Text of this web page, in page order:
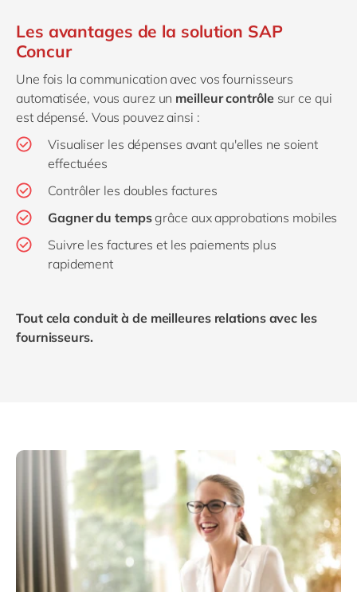
Les avantages de la solution SAP
Concur
Une fois la communication avec vos fournisseurs
automatisée, vous aurez un meilleur contrôlesur ce qui
est dépensé. Vous pouvez ainsi :
Visualiser les dépenses avant qu'elles ne soient
effectuées
Contrôler les doubles factures
Gagner du tempsgrâce aux approbations mobiles
Suivre les factures et les paiements plus
rapidement
Tout cela conduit à de meilleures relations avec les
fournisseurs.